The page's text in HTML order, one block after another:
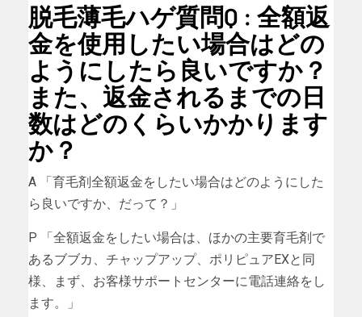
脱毛薄毛ハゲ質問Q : 全額返
金を使用したい場合はどの
ようにしたら良いですか？
また、返金されるまでの日
数はどのくらいかかります
か？
A 「育毛剤全額返金をしたい場合はどのようにした
ら良いですか、だって？」
P 「全額返金をしたい場合は、ほかの主要育毛剤で
あるブブカ、チャップアップ、ポリピュアEXと同
様、まず、お客様サポートセンターに電話連絡をし
ます。」